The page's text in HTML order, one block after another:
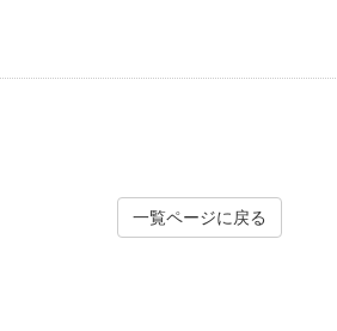
一覧ページに戻る